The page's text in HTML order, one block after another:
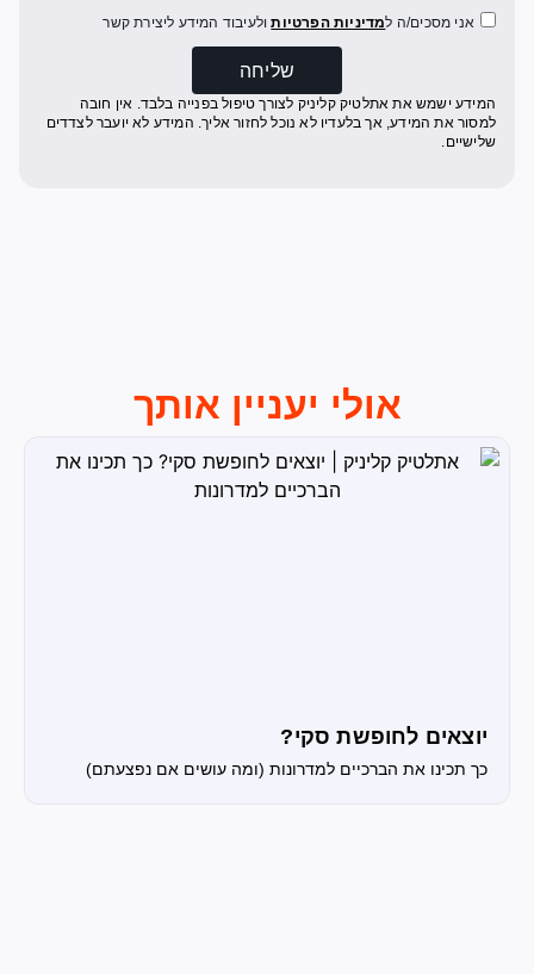
אני מסכים/ה למדיניות הפרטיותולעיבוד המידע ליצירת קשר
שליחה
המידע ישמש את אתלטיק קליניק לצורך טיפול בפנייה בלבד. אין חובה
למסור את המידע, אך בלעדיו לא נוכל לחזור אליך. המידע לא יועבר לצדדים
שלישיים.
אולי יעניין אותך
יוצאים לחופשת סקי?
כך תכינו את הברכיים למדרונות (ומה עושים אם נפצעתם)